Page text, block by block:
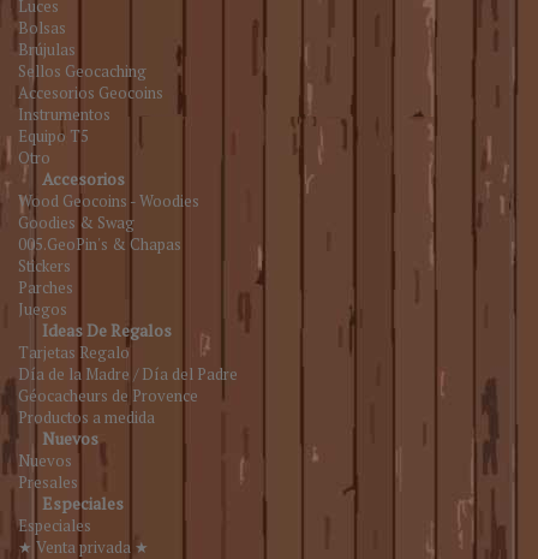
Luces
Bolsas
Brújulas
Sellos Geocaching
Accesorios Geocoins
Instrumentos
Equipo T5
Otro
Accesorios
Wood Geocoins - Woodies
Goodies & Swag
005.GeoPin's & Chapas
Stickers
Parches
Juegos
Ideas De Regalos
Tarjetas Regalo
Día de la Madre / Día del Padre
Géocacheurs de Provence
Productos a medida
Nuevos
Nuevos
Presales
Especiales
Especiales
★ Venta privada ★